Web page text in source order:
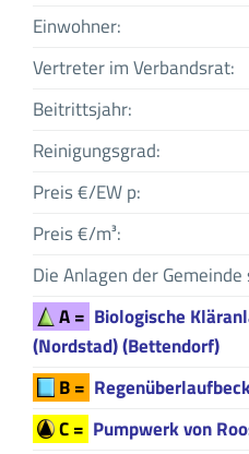
Einwohner:
Vertreter im Verbandsrat:
Beitrittsjahr:
Reinigungsgrad:
Preis €/EW p:
Preis €/m³:
Die Anlagen der
A = Biologische
(Nordstad) (Bettendorf)
B =
C = Pumpwerk von